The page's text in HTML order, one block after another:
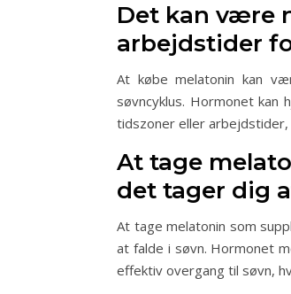
Det kan være
arbejdstider
At købe melatonin kan
søvncyklus. Hormonet
tidszoner eller
At tage
det tager dig
At tage melatonin som
at falde i søvn. Hormonet
effektiv overgang til søvn,